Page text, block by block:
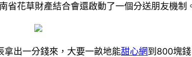
省花草財產結合會還啟動了一個分送朋友機制
拿出一分錢來，大要一畝地能甜心網到800塊